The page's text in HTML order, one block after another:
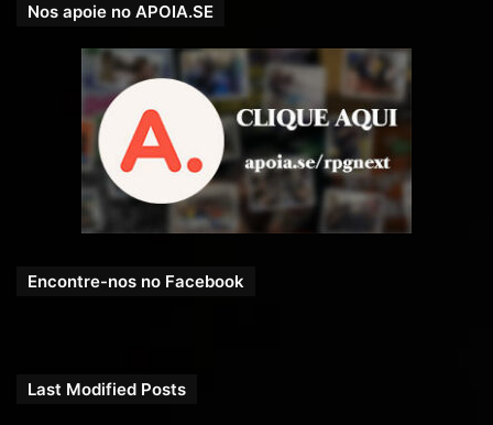
Nos apoie no APOIA.SE
Encontre-nos no Facebook
Last Modified Posts